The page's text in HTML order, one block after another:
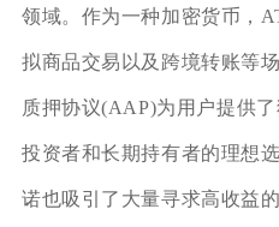
领域。作为一种加密货币，
拟商品交易以及跨境转账等
质押协议(AAP)为用户提供
投资者和长期持有者的理想
诺也吸引了大量寻求高收益